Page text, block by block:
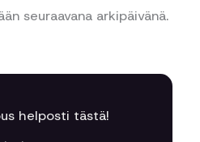
seuraavana arkipäivänä.
helposti tästä!